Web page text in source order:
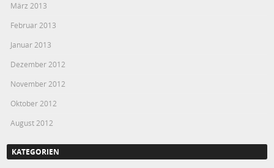
März 2013
Februar 2013
Januar 2013
Dezember 2012
November 2012
Oktober 2012
August 2012
KATEGORIEN